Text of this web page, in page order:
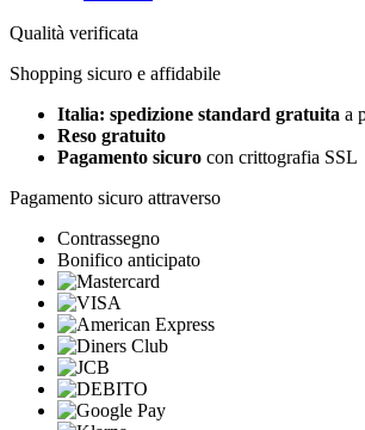
Qualità verificata
Shopping sicuro e affidabile
Italia: spedizione standard gratuita a
Reso gratuito
Pagamento sicuro con crittografia SSL
Pagamento sicuro attraverso
Contrassegno
Bonifico anticipato